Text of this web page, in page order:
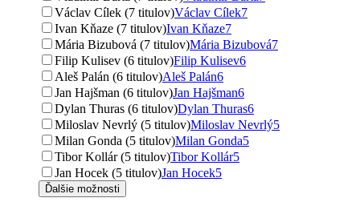
Václav Cílek (7 titulov)Václav Cílek7
Ivan Kňaze (7 titulov)Ivan Kňaze7
Mária Bizubová (7 titulov)Mária Bizubová7
Filip Kulisev (6 titulov)Filip Kulisev6
Aleš Palán (6 titulov)Aleš Palán6
Jan Hajšman (6 titulov)Jan Hajšman6
Dylan Thuras (6 titulov)Dylan Thuras6
Miloslav Nevrlý (5 titulov)Miloslav Nevrlý5
Milan Gonda (5 titulov)Milan Gonda5
Tibor Kollár (5 titulov)Tibor Kollár5
Jan Hocek (5 titulov)Jan Hocek5
Ďalšie možnosti